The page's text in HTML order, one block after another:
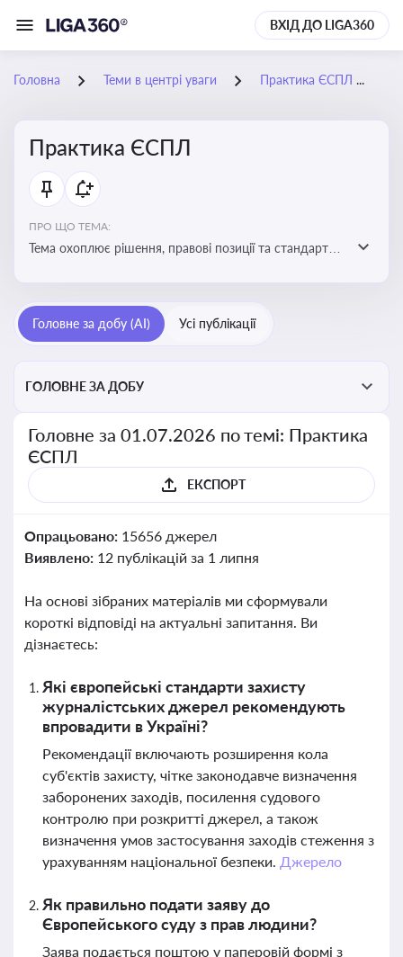
ВХІД ДО LIGA360
Головна Теми в центрі уваги Практика ЄСПЛ
Практика ЄСПЛ
ПРО ЩО ТЕМА:
Тема охоплює рішення, правові позиції та стандарти
Україні
Головне за добу (AI) Усі публікації
ГОЛОВНЕ ЗА ДОБУ
Головне за 01.07.2026 по темі: Практика
ЄСПЛ
ЕКСПОРТ
Опрацьовано: 15656 джерел
Виявлено: 12 публікацій за 1 липня
На основі зібраних матеріалів ми сформували
короткі відповіді на актуальні запитання. Ви
дізнаєтесь:
Які європейські стандарти захисту
журналістських джерел рекомендують
впровадити в Україні?
Рекомендації включають розширення кола
суб'єктів захисту, чітке законодавче визначення
заборонених заходів, посилення судового
контролю при розкритті джерел, а також
визначення умов застосування заходів стеження з
урахуванням національної безпеки. Джерело
Як правильно подати заяву до
Європейського суду з прав людини?
Заява подається поштою у паперовій формі з